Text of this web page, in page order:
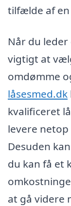
tilfælde af
Når du
vigtigt at
omdømme
låsesmed.dk
kvalificeret
levere
Desuden
du kan få et
at gå videre